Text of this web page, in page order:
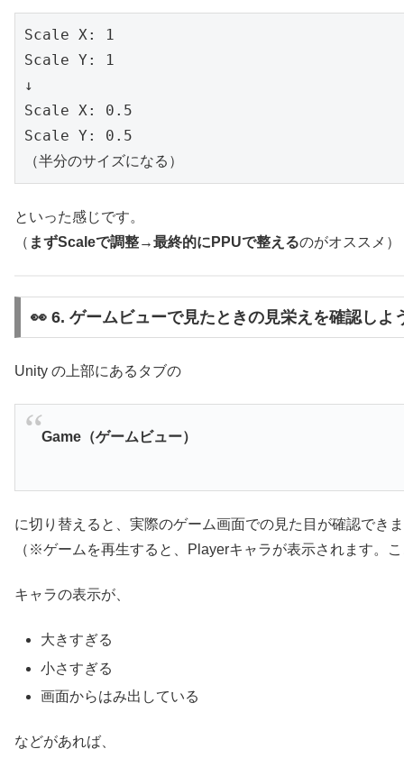
Scale X: 1
Scale Y: 1
↓
Scale X: 0.5
Scale Y: 0.5
（半分のサイズになる）
といった感じです。
（ まずScaleで調整→最終的にPPUで整えるのがオススメ）
👀 6. ゲームビューで見たときの見栄えを確認しよ
Unity の上部にあるタブの
Game（ゲームビュー）
に切り替えると、実際のゲーム画面での見た目が確認でき
（※ゲームを再生すると、Playerキャラが表示されます。
キャラの表示が、
大きすぎる
小さすぎる
画面からはみ出している
などがあれば、